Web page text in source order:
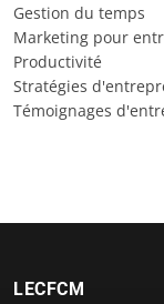
Gestion du temps
Marketing pour
Productivité
Stratégies
Témoignages
LECFCM